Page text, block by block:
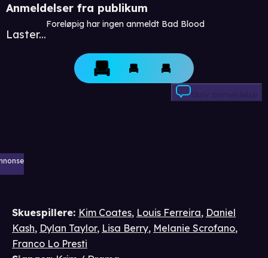
Anmeldelser fra publikum
Laster...
Foreløpig har ingen anmeldt Bad Blood
Skriv anmeldelse
Skuespillere: Kim Coates, Louis Ferreira, Daniel
Kash, Dylan Taylor, Lisa Berry, Melanie Scrofano,
Franco Lo Presti